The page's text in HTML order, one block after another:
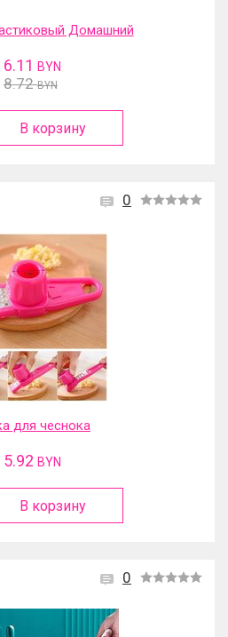
Домашний
6.11 BYN
8.72 BYN
В корзину
0
для чеснока
5.92 BYN
В корзину
0